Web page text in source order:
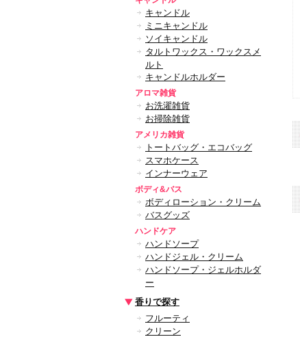
キャンドル
ミニキャンドル
ソイキャンドル
タルトワックス・ワックスメ
ルト
キャンドルホルダー
アロマ雑貨
お洗濯雑貨
お掃除雑貨
アメリカ雑貨
トートバッグ・エコバッグ
スマホケース
インナーウェア
ボディ&バス
ボディローション・クリーム
バスグッズ
ハンドケア
ハンドソープ
ハンドジェル・クリーム
ハンドソープ・ジェルホルダ
ー
香りで探す
フルーティ
クリーン